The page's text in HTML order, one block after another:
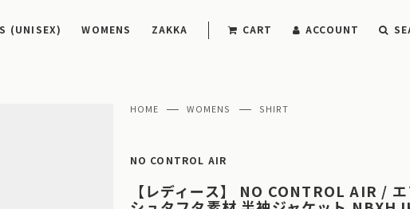
(UNISEX) WOMENS ZAKKA CART ACCOUNT
HOME WOMENS SHIRT
NO CONTROL AIR
【レディース】 NO CONTROL AIR /